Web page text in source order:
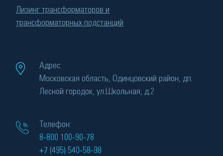
Лизинг трансформаторов и
трансформаторных подстанций
Адрес:
Московская область, Одинцовский район, дп.
Лесной городок, ул.Школьная, д.2
Телефон:
8-800 100-90-78
+7 (495) 540-58-98